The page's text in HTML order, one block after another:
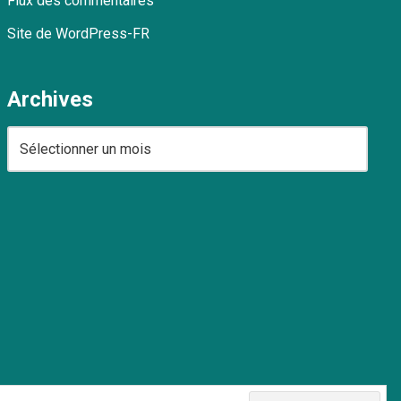
Site de WordPress-FR
Archives